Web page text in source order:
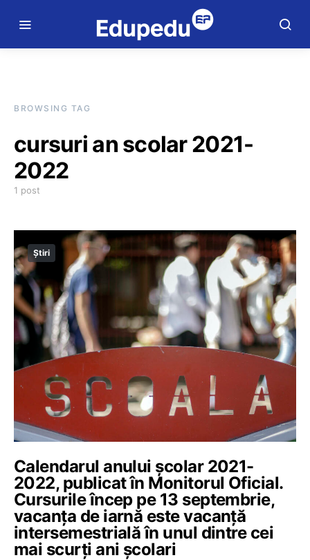
BROWSING TAG
cursuri an scolar 2021-
2022
1 post
Știri
Calendarul anului școlar 2021-
2022, publicat în Monitorul Oficial.
Cursurile încep pe 13 septembrie,
vacanța de iarnă este vacanță
intersemestrială în unul dintre cei
mai scurți ani școlari